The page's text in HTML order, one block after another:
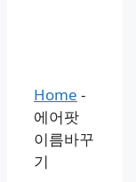
Home -
에어팟
이름바꾸
기